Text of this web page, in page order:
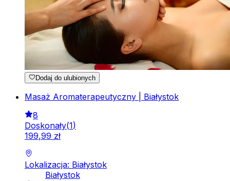
Dodaj do ulubionych
Masaż Aromaterapeutyczny | Białystok
8
Doskonały(1)
199,99 zł
Lokalizacja: Białystok
Białystok